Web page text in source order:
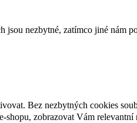
nezbytné, zatímco jiné nám
Bez nezbytných cookies
zobrazovat Vám